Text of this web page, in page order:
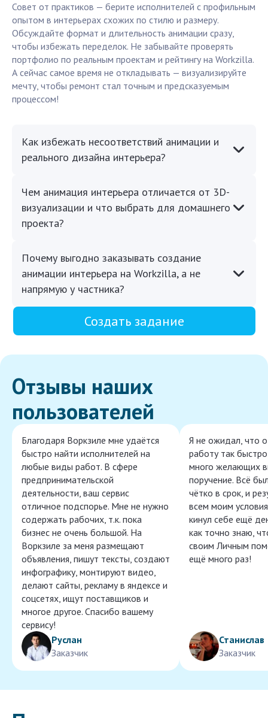
Совет от практиков — берите исполнителей с профильным
опытом в интерьерах схожих по стилю и размеру.
Обсуждайте формат и длительность анимации сразу,
чтобы избежать переделок. Не забывайте проверять
портфолио по реальным проектам и рейтингу на Workzilla.
А сейчас самое время не откладывать — визуализируйте
мечту, чтобы ремонт стал точным и предсказуемым
процессом!
Как избежать несоответствий анимации и
реального дизайна интерьера?
Чем анимация интерьера отличается от 3D-
визуализации и что выбрать для домашнего
проекта?
Почему выгодно заказывать создание
анимации интерьера на Workzilla, а не
напрямую у частника?
Создать задание
Отзывы наших
пользователей
Благодаря Воркзиле мне удаётся
быстро найти исполнителей на
любые виды работ. В сфере
предпринимательской
деятельности, ваш сервис
отличное подспорье. Мне не нужно
содержать рабочих, т.к. пока
бизнес не очень большой. На
Воркзиле за меня размещают
объявления, пишут тексты, создают
инфографику, монтируют видео,
делают сайты, рекламу в яндексе и
соцсетях, ищут поставщиков и
многое другое. Спасибо вашему
сервису!
Руслан
Заказчик
Я не ожидал, что
работу так
много желающих
поручение. Всё
чётко в срок, и
всем моим
кинул себе ещё
как точно знаю,
своим Личным
ещё много раз!
Станислав
Заказчик